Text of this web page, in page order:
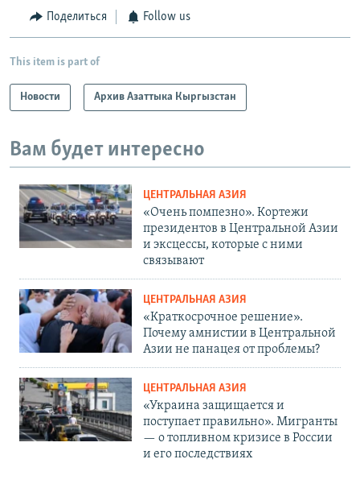
Поделиться Follow us
This item is part of
Новости Архив Азаттыка Кыргызстан
Вам будет интересно
ЦЕНТРАЛЬНАЯ АЗИЯ
«Очень помпезно». Кортежи
президентов в Центральной Азии
и эксцессы, которые с ними
связывают
ЦЕНТРАЛЬНАЯ АЗИЯ
«Краткосрочное решение».
Почему амнистии в Центральной
Азии не панацея от проблемы?
ЦЕНТРАЛЬНАЯ АЗИЯ
«Украина защищается и
поступает правильно». Мигранты
— о топливном кризисе в России
и его последствиях